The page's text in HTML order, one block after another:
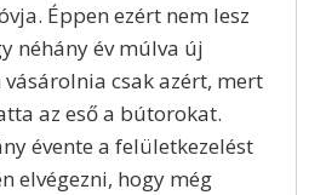
Éppen ezért nem lesz
néhány év múlva új
csak azért, mert
az eső a bútorokat.
évente a felületkezelést
elvégezni, hogy még